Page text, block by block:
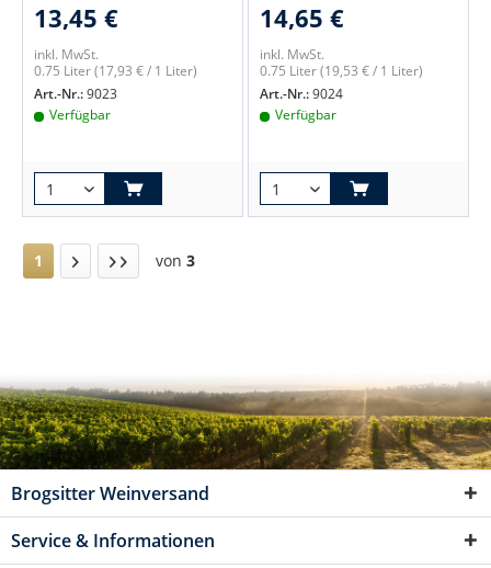
13,45 €
inkl. MwSt.
0.75 Liter(17,93 € / 1 Liter)
Art.-Nr.:9023
Verfügbar
14,65 €
inkl. MwSt.
0.75 Liter(19,53 € / 1 Liter)
Art.-Nr.:9024
Verfügbar
1 von 3
Brogsitter Weinversand
Service & Informationen